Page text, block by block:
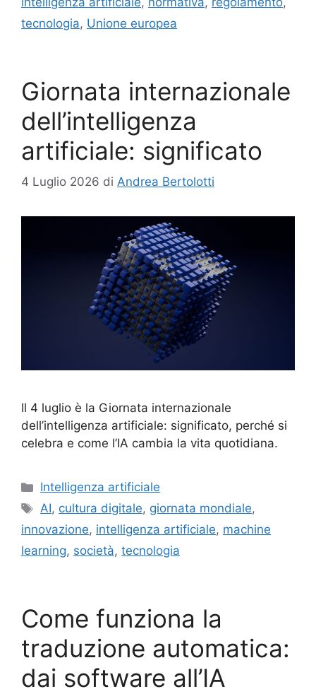
tecnologia, Unione europea
Giornata internazionale
dell’intelligenza
artificiale: significato
4 Luglio 2026 di Andrea Bertolotti
Il 4 luglio è la Giornata internazionale
dell’intelligenza artificiale: significato, perché si
celebra e come l’IA cambia la vita quotidiana.
Categorie
Intelligenza artificiale
Tag
AI, cultura digitale, giornata mondiale,
innovazione, intelligenza artificiale, machine
learning, società, tecnologia
Come funziona la
traduzione automatica:
dai software all’IA